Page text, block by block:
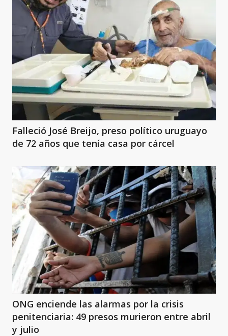
Falleció José Breijo, preso político uruguayo
de 72 años que tenía casa por cárcel
ONG enciende las alarmas por la crisis
penitenciaria: 49 presos murieron entre abril
y julio